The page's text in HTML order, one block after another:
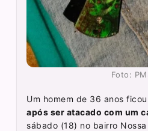
Foto:
Um homem de 36 anos
após ser atacado com um
sábado (18) no bairro